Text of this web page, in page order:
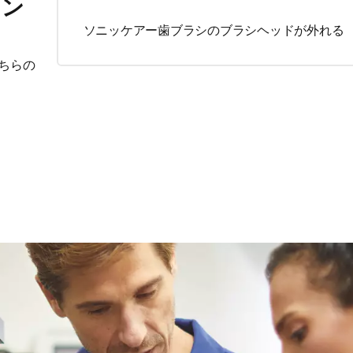
らの
ソニッケアー歯ブラシのブラシヘッドが外れる